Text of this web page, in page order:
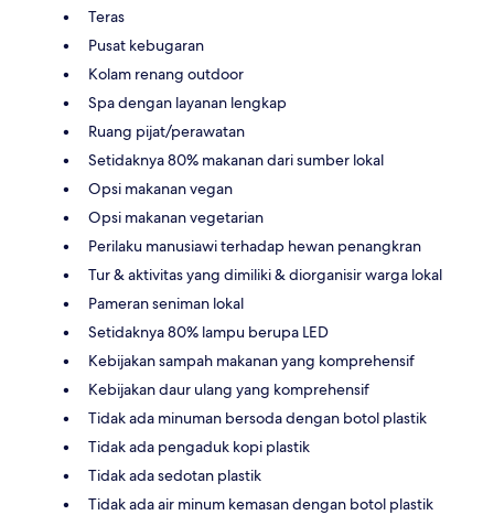
Teras
Pusat kebugaran
Kolam renang outdoor
Spa dengan layanan lengkap
Ruang pijat/perawatan
Setidaknya 80% makanan dari sumber lokal
Opsi makanan vegan
Opsi makanan vegetarian
Perilaku manusiawi terhadap hewan penangkran
Tur & aktivitas yang dimiliki & diorganisir warga lokal
Pameran seniman lokal
Setidaknya 80% lampu berupa LED
Kebijakan sampah makanan yang komprehensif
Kebijakan daur ulang yang komprehensif
Tidak ada minuman bersoda dengan botol plastik
Tidak ada pengaduk kopi plastik
Tidak ada sedotan plastik
Tidak ada air minum kemasan dengan botol plastik